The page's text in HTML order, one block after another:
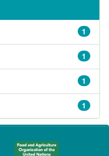
1
1
1
1